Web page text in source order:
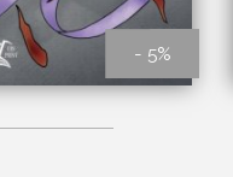
- 5%